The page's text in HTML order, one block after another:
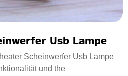
Usb Lampe
Scheinwerfer Usb Lampe
und the